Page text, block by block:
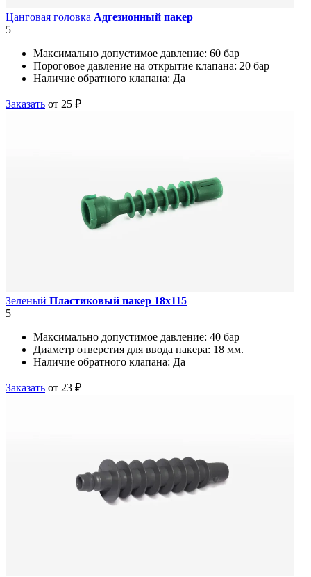
Цанговая головка Адгезионный пакер
5
Максимально допустимое давление: 60 бар
Пороговое давление на открытие клапана: 20 бар
Наличие обратного клапана: Да
Заказать от 25 ₽
Зеленый Пластиковый пакер 18х115
5
Максимально допустимое давление: 40 бар
Диаметр отверстия для ввода пакера: 18 мм.
Наличие обратного клапана: Да
Заказать от 23 ₽